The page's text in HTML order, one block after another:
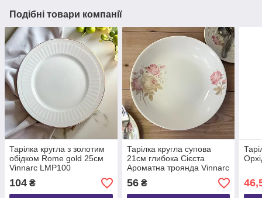
Подібні товари компанії
Тарілка кругла з золотим
обідком Rome gold 25см
Vinnarc LMP100
104 ₴
Тарілка кругла супова
21см глибока Сієста
Ароматна троянда Vinnarc
25-026
56₴